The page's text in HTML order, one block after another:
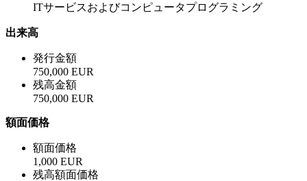
ITサービスおよびコンピュータプログラミング
出来高
発行金額
750,000 EUR
残高金額
750,000 EUR
額面価格
額面価格
1,000 EUR
残高額面価格